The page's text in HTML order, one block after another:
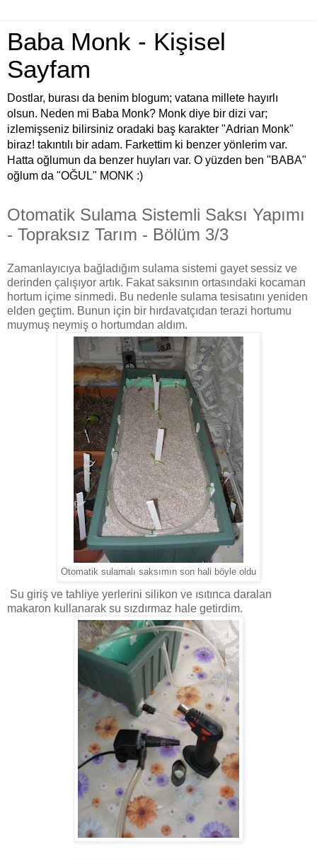
Baba Monk - Kişisel
Sayfam
Dostlar, burası da benim blogum; vatana millete hayırlı
olsun. Neden mi Baba Monk? Monk diye bir dizi var;
izlemişseniz bilirsiniz oradaki baş karakter "Adrian Monk"
biraz! takıntılı bir adam. Farkettim ki benzer yönlerim var.
Hatta oğlumun da benzer huyları var. O yüzden ben "BABA"
oğlum da "OĞUL" MONK :)
Otomatik Sulama Sistemli Saksı Yapımı
- Topraksız Tarım - Bölüm 3/3
Zamanlayıcıya bağladığım sulama sistemi gayet sessiz ve
derinden çalışıyor artık. Fakat saksının ortasındaki kocaman
hortum içime sinmedi. Bu nedenle sulama tesisatını yeniden
elden geçtim. Bunun için bir hırdavatçıdan terazi hortumu
muymuş neymiş o hortumdan aldım.
Otomatik sulamalı saksımın son hali böyle oldu
Su giriş ve tahliye yerlerini silikon ve ısıtınca daralan
makaron kullanarak su sızdırmaz hale getirdim.